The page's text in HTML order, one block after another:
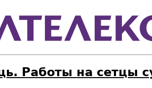
Работы на сетцы